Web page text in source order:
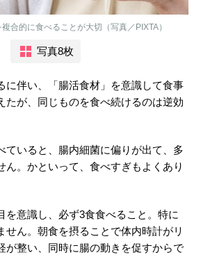
合的に食べることが大切（写真／PIXTA）
写真8枚
に伴い、「腸活食材」を意識して食事
たが、同じものを食べ続けるのは逆効
ていると、腸内細菌に偏りが出て、多
ん。かといって、食べすぎもよくあり
を意識し、必ず3食食べること。特に
せん。朝食を摂ることで体内時計がリ
が整い、同時に腸の動きを促すからで